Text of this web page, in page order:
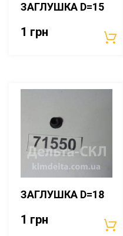
ЗАГЛУШКА D=15
1 грн
ЗАГЛУШКА D=18
1 грн